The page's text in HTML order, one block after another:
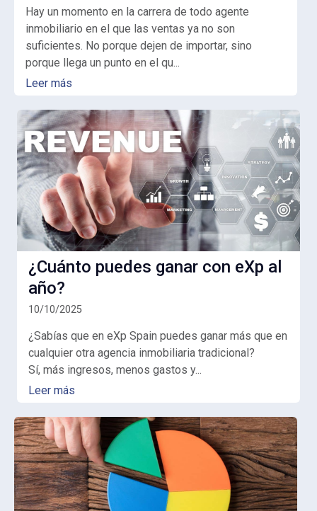
Hay un momento en la carrera de todo agente
inmobiliario en el que las ventas ya no son
suficientes. No porque dejen de importar, sino
porque llega un punto en el qu...
Leer más
¿Cuánto puedes ganar con eXp al
año?
10/10/2025
¿Sabías que en eXp Spain puedes ganar más que en
cualquier otra agencia inmobiliaria tradicional?
Sí, más ingresos, menos gastos y...
Leer más